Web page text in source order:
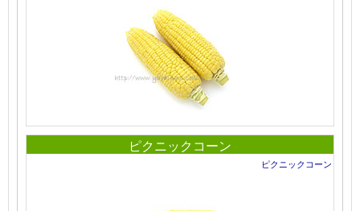
ピクニックコーン
ピクニックコーン